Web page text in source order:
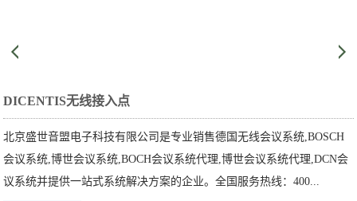
DICENTIS无线接入点
北京盛世音盟电子科技有限公司是专业销售德国无线会议系统,BOSCH
会议系统,博世会议系统,BOCH会议系统代理,博世会议系统代理,DCN会
议系统并提供一站式系统解决方案的企业。全国服务热线：400...